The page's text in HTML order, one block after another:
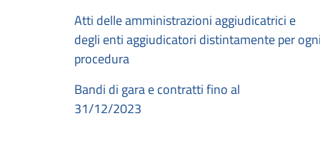
Atti delle amministrazioni aggiudicatrici e
degli enti aggiudicatori distintamente per ogni
procedura
Bandi di gara e contratti fino al
31/12/2023